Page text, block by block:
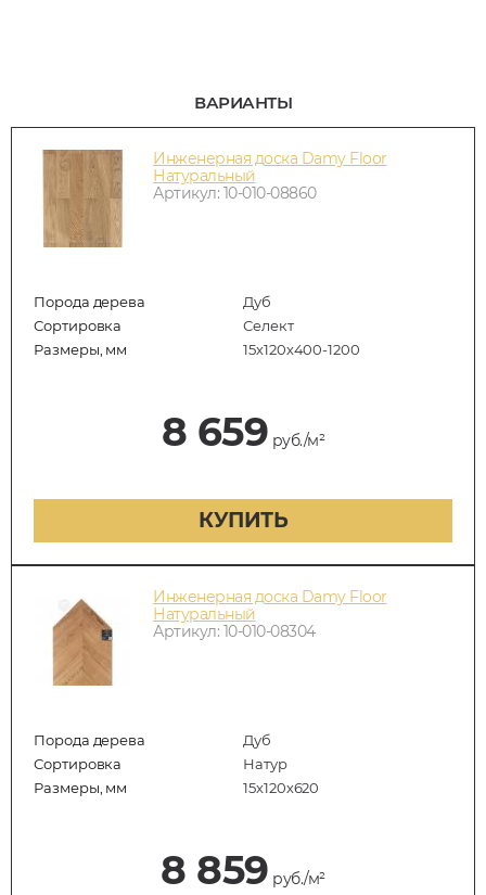
ВАРИАНТЫ
Инженерная доска Damy Floor
Натуральный
Артикул: 10-010-08860
Порода дерева
Дуб
Сортировка
Селект
Размеры, мм
15х120х400-1200
8 659 руб./м²
КУПИТЬ
Инженерная доска Damy Floor
Натуральный
Артикул: 10-010-08304
Порода дерева
Дуб
Сортировка
Натур
Размеры, мм
15х120х620
8 859 руб./м²